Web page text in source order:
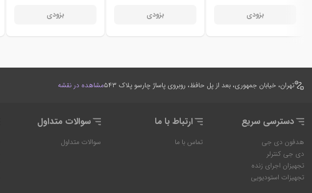
بزودی بزودی بزودی
تهران، خیابان جمهوری، بعد از پل حافظ، روبروی پاساژ چارسو پلاک ۵۴۳ مشاهده در نقشه
دسترسی سریع
هدفون دی جی
دی جی کنترلر
تجهیزان اجرای زنده
تجهیزات استودیویی
ارتباط با ما
تماس با ما
سوالات متداول
سوالات متداول